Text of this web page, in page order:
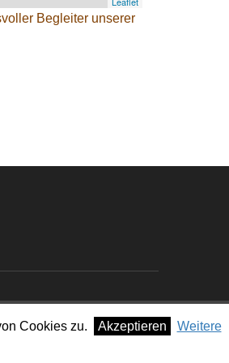
Cookies zu. Akzeptieren
Weitere